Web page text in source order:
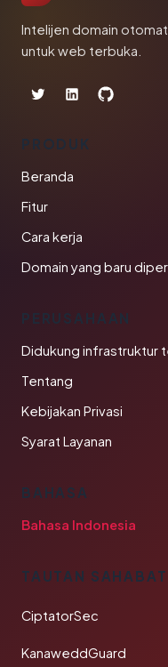
Intelijen domain
untuk web terbuka.
PRODUK
Beranda
Fitur
Cara kerja
Domain yang baru
PERUSAHAAN
Didukung infrastruktur
Tentang
Kebijakan Privasi
Syarat Layanan
BAHASA
Bahasa Indonesia
TAUTAN SAHABAT
CiptatorSec
KanaweddGuard